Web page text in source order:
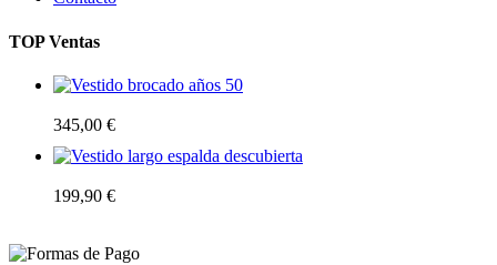
TOP Ventas
345,00 €
199,90 €